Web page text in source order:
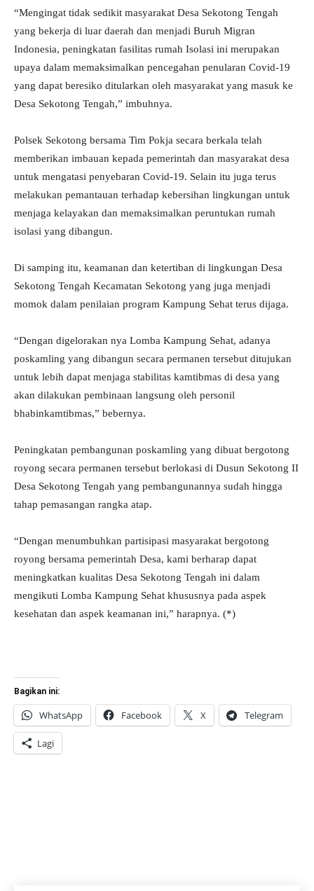
“Mengingat tidak sedikit masyarakat Desa Sekotong Tengah
yang bekerja di luar daerah dan menjadi Buruh Migran
Indonesia, peningkatan fasilitas rumah Isolasi ini merupakan
upaya dalam memaksimalkan pencegahan penularan Covid-19
yang dapat beresiko ditularkan oleh masyarakat yang masuk ke
Desa Sekotong Tengah,” imbuhnya.
Polsek Sekotong bersama Tim Pokja secara berkala telah
memberikan imbauan kepada pemerintah dan masyarakat desa
untuk mengatasi penyebaran Covid-19. Selain itu juga terus
melakukan pemantauan terhadap kebersihan lingkungan untuk
menjaga kelayakan dan memaksimalkan peruntukan rumah
isolasi yang dibangun.
Di samping itu, keamanan dan ketertiban di lingkungan Desa
Sekotong Tengah Kecamatan Sekotong yang juga menjadi
momok dalam penilaian program Kampung Sehat terus dijaga.
“Dengan digelorakan nya Lomba Kampung Sehat, adanya
poskamling yang dibangun secara permanen tersebut ditujukan
untuk lebih dapat menjaga stabilitas kamtibmas di desa yang
akan dilakukan pembinaan langsung oleh personil
bhabinkamtibmas,” bebernya.
Peningkatan pembangunan poskamling yang dibuat bergotong
royong secara permanen tersebut berlokasi di Dusun Sekotong II
Desa Sekotong Tengah yang pembangunannya sudah hingga
tahap pemasangan rangka atap.
“Dengan menumbuhkan partisipasi masyarakat bergotong
royong bersama pemerintah Desa, kami berharap dapat
meningkatkan kualitas Desa Sekotong Tengah ini dalam
mengikuti Lomba Kampung Sehat khususnya pada aspek
kesehatan dan aspek keamanan ini,” harapnya. (*)
Bagikan ini:
WhatsApp Facebook X Telegram
Lagi